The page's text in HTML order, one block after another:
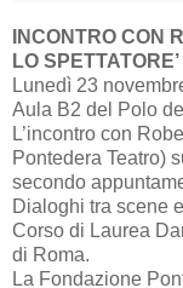
INCONTRO CON
LO SPETTATORE’
Lunedì 23
Aula B2 del Polo
L’incontro con
Pontedera Teatro)
secondo
Dialoghi tra scene
Corso di Laurea
di Roma.
La Fondazione